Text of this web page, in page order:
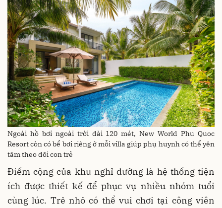
Ngoài hồ bơi ngoài trời dài 120 mét, New World Phu Quoc
Resort còn có bể bơi riêng ở mỗi villa giúp phụ huynh có thể yên
tâm theo dõi con trẻ
Điểm cộng của khu nghỉ dưỡng là hệ thống tiện
ích được thiết kế để phục vụ nhiều nhóm tuổi
cùng lúc. Trẻ nhỏ có thể vui chơi tại công viên